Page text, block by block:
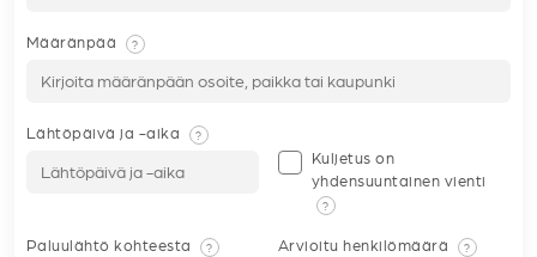
Määränpää ?
Lähtöpäivä ja -aika ?
Kuljetus on
yhdensuuntainen vienti
?
Paluulähtö kohteesta ? Arvioitu henkilömäärä ?